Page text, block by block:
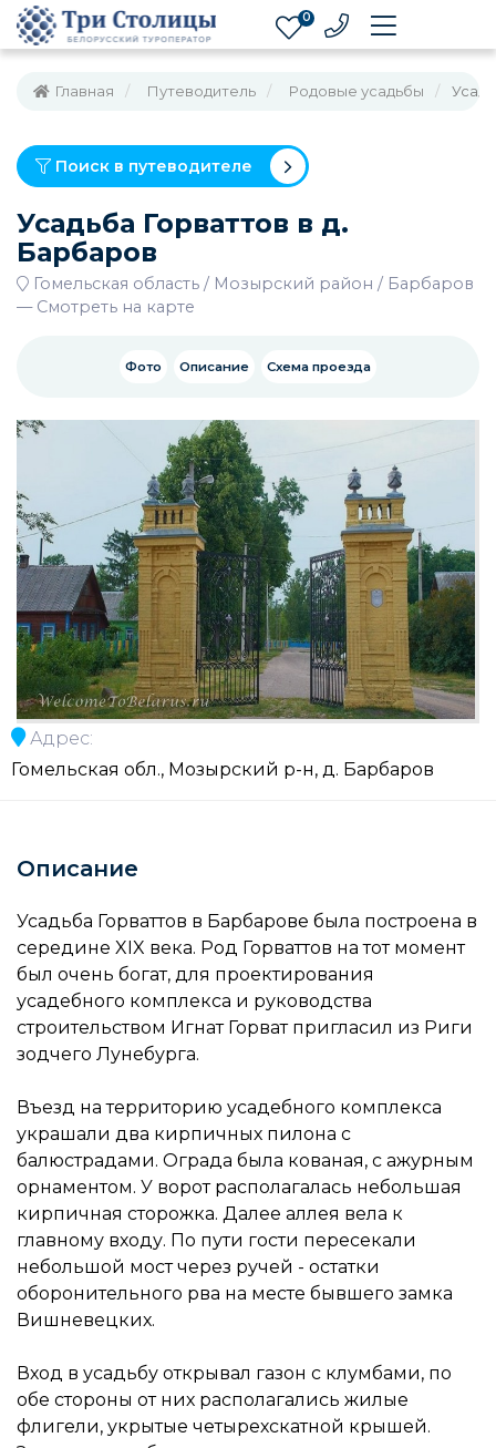
0
Главная Путеводитель Родовые усадьбы
Поиск в путеводителе
Усадьба Горваттов в д.
Барбаров
Гомельская область Мозырский район
Барбаров
— Смотреть на карте
Фото Описание Схема проезда
Адрес:
Гомельская обл., Мозырский р-н, д. Барбаров
Описание
Усадьба Горваттов в Барбарове была построена в
середине XIX века. Род Горваттов на тот момент
был очень богат, для проектирования
усадебного комплекса и руководства
строительством Игнат Горват пригласил из Риги
зодчего Лунебурга.
Въезд на территорию усадебного комплекса
украшали два кирпичных пилона с
балюстрадами. Ограда была кованая, с ажурным
орнаментом. У ворот располагалась небольшая
кирпичная сторожка. Далее аллея вела к
главному входу. По пути гости пересекали
небольшой мост через ручей - остатки
оборонительного рва на месте бывшего замка
Вишневецких.
Вход в усадьбу открывал газон с клумбами, по
обе стороны от них располагались жилые
флигели, укрытые четырехскатной крышей.